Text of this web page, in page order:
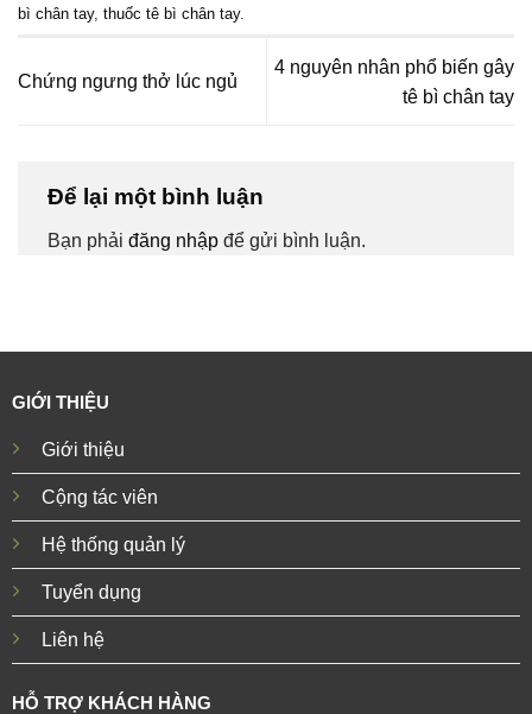
bì chân tay, thuốc tê bì chân tay.
Chứng ngưng thở lúc ngủ
4 nguyên nhân phổ biến gây
tê bì chân tay
Để lại một bình luận
Bạn phải đăng nhập để gửi bình luận.
GIỚI THIỆU
Giới thiệu
Cộng tác viên
Hệ thống quản lý
Tuyển dụng
Liên hệ
HỖ TRỢ KHÁCH HÀNG